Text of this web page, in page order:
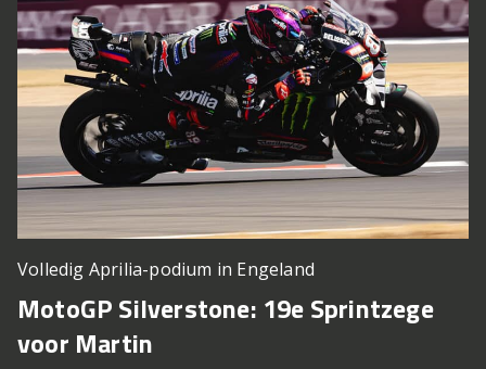
Volledig Aprilia-podium in Engeland
MotoGP Silverstone: 19e Sprintzege
voor Martin